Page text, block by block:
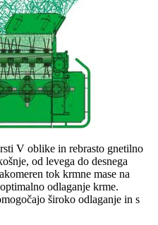
V oblike in rebrasto gnetilno
od levega do desnega
tok krmne mase na
odlaganje krme.
široko odlaganje in s